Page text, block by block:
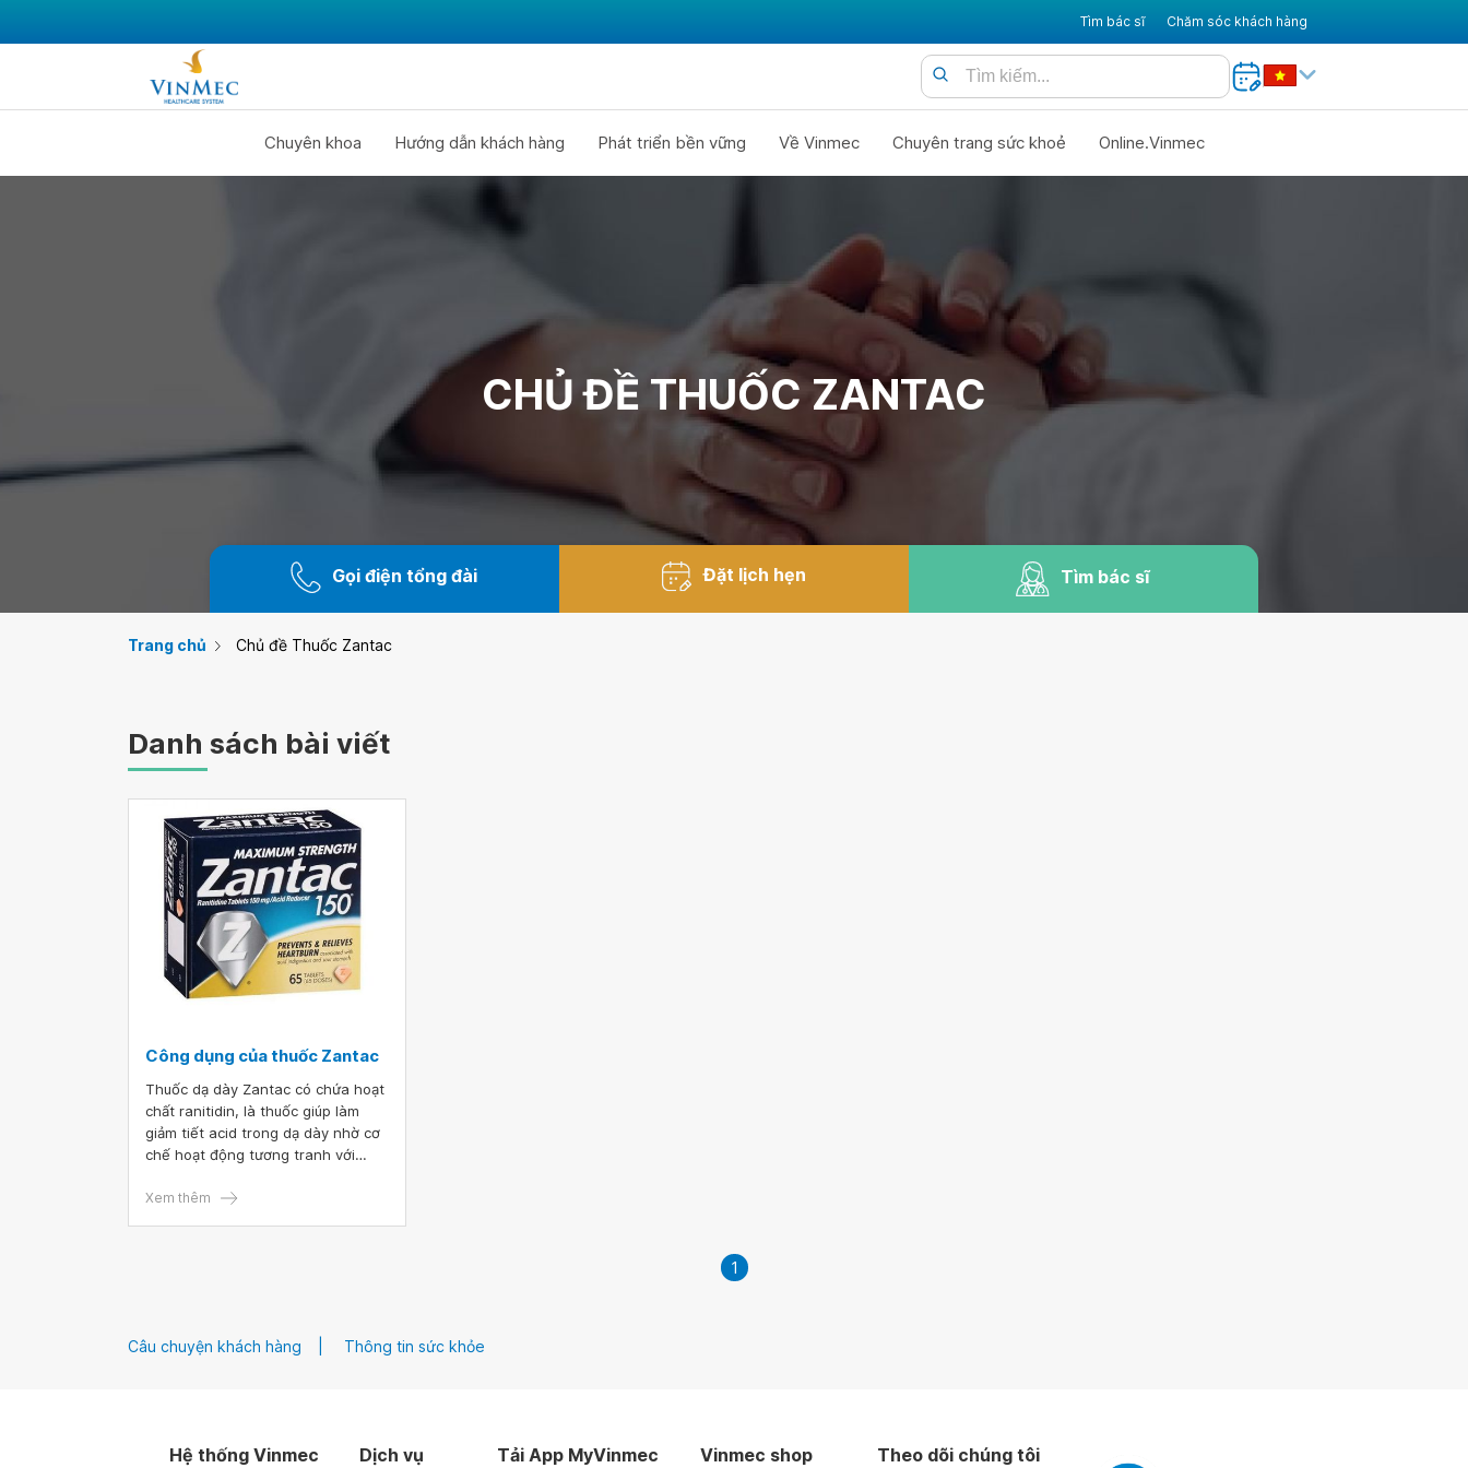
Tìm bác sĩ Chăm sóc khách hàng
Chuyên khoa Hướng dẫn khách hàng Phát triển bền vững Về Vinmec Chuyên trang sức khoẻ Online.Vinmec
CHỦ ĐỀ THUỐC ZANTAC
Gọi điện tổng đài Đặt lịch hẹn Tìm bác sĩ
Trang chủ Chủ đề Thuốc Zantac
Danh sách bài viết
Công dụng của thuốc Zantac
Thuốc dạ dày Zantac có chứa hoạt
chất ranitidin, là thuốc giúp làm
giảm tiết acid trong dạ dày nhờ cơ
chế hoạt động tương tranh với
được chỉ định sử dụng trong điều
Xem thêm
1
Câu chuyện khách hàng Thông tin sức khỏe
Hệ thống Vinmec Dịch vụ Tải App MyVinmec Vinmec shop Theo dõi chúng tôi